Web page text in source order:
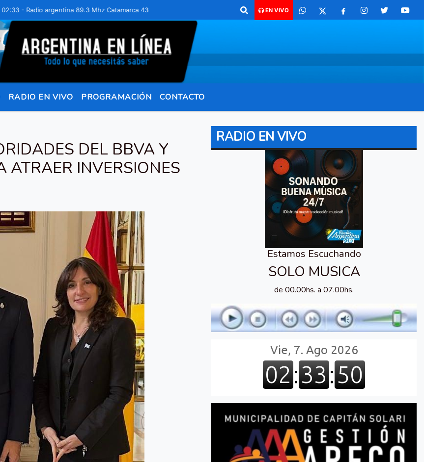
argentina 89.3 Mhz Catamarca 436 Resistencia Chaco para comunicarte 362 4879579 Radio argentina 89.3 Mhz Catamarca 436
EN VIVO
RADIO EN VIVO PROGRAMACIÓN CONTACTO
DEL BBVA Y
ATRAER INVERSIONES
RADIO EN VIVO
Estamos Escuchando
SOLO MUSICA
de 00.00hs. a 07.00hs.